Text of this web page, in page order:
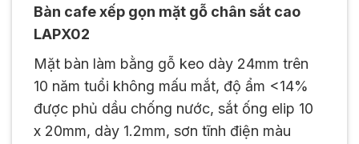
Bàn cafe xếp gọn mặt gỗ chân sắt cao
LAPX02
Mặt bàn làm bằng gỗ keo dày 24mm trên
10 năm tuổi không mấu mắt, độ ẩm <14%
được phủ dầu chống nước, sắt ống elip 10
x 20mm, dày 1.2mm, sơn tĩnh điện màu